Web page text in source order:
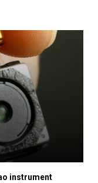
instrument